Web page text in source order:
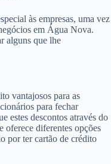
às empresas, uma vez
em Água Nova.
alguns que lhe
vantajosos para as
para fechar
estes descontos através do
oferece diferentes opções
por ter cartão de crédito